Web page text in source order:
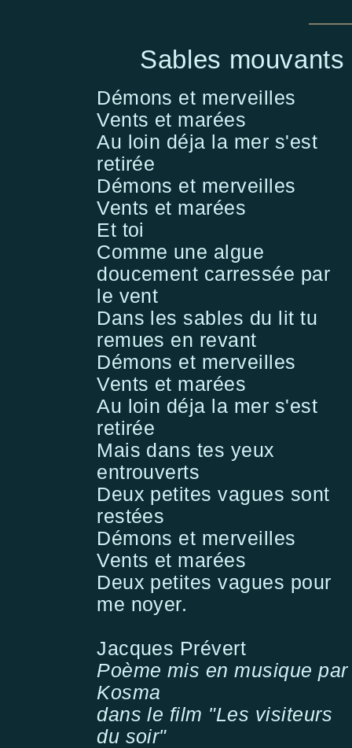
Sables mouvants
Démons et merveilles
Vents et marées
Au loin déja la mer s'est
retirée
Démons et merveilles
Vents et marées
Et toi
Comme une algue
doucement carressée par
le vent
Dans les sables du lit tu
remues en revant
Démons et merveilles
Vents et marées
Au loin déja la mer s'est
retirée
Mais dans tes yeux
entrouverts
Deux petites vagues sont
restées
Démons et merveilles
Vents et marées
Deux petites vagues pour
me noyer.
Jacques Prévert
Poème mis en musique par
Kosma
dans le film "Les visiteurs
du soir"